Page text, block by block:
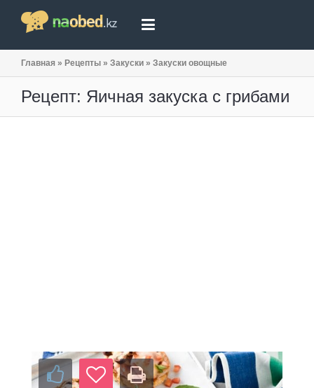
Главная » Рецепты » Закуски » Закуски овощные
Рецепт: Яичная закуска с грибами